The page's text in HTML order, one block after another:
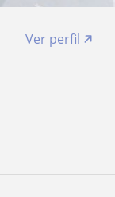
Ver perfil